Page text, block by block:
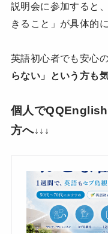
説明会に参加すると
きること」が具体的
英語初心者でも安心
らない」という方も
個人で
方へ↓↓↓